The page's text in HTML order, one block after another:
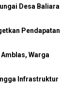
Desa Baliara
Pendapatan
Warga
Infrastruktur